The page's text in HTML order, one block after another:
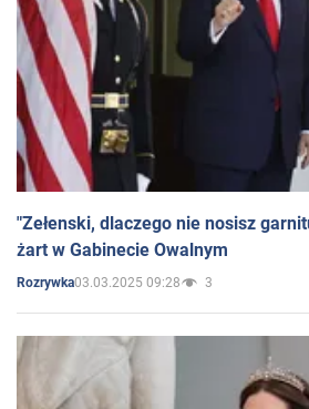
"Zełenski, dlaczego nie nosisz
żart w Gabinecie Owalnym
Rozrywka03.03.2025 09:28 3